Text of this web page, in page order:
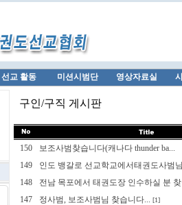
선교 활동 미션시범단 영상자료실
구인/구직 게시판
150
보조사범찾습니다(캐나다 thunder ba...
149
인도 뱅갈로 선교학교에서태권도사범
148
전남 목포에서 태권도장 인수하실 분
147
정사범, 보조사범님 찾습니다... [1]